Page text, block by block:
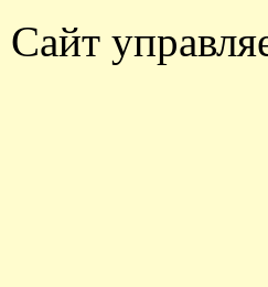
Сайт